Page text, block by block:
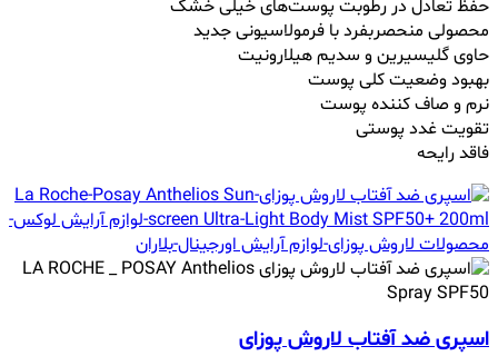
حفظ تعادل در رطوبت پوست‌های خیلی خشک
محصولی منحصربفرد با فرمولاسیونی جدید
حاوی گلیسیرین و سدیم هیلارونیت
بهبود وضعیت کلی پوست
نرم و صاف کننده پوست
تقویت غدد پوستی
فاقد رایحه
اسپری ضد آفتاب لاروش پوزای